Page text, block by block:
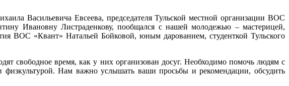
Васильевича Евсеева, председателя Тульской местной организации ВОС
Ивановну Листраденкову, пообщался с нашей молодежью – мастерицей,
ВОС «Квант» Натальей Бойковой, юным дарованием, студенткой Тульского
свободное время, как у них организован досуг. Необходимо помочь людям с
физкультурой. Нам важно услышать ваши просьбы и рекомендации, обсудить